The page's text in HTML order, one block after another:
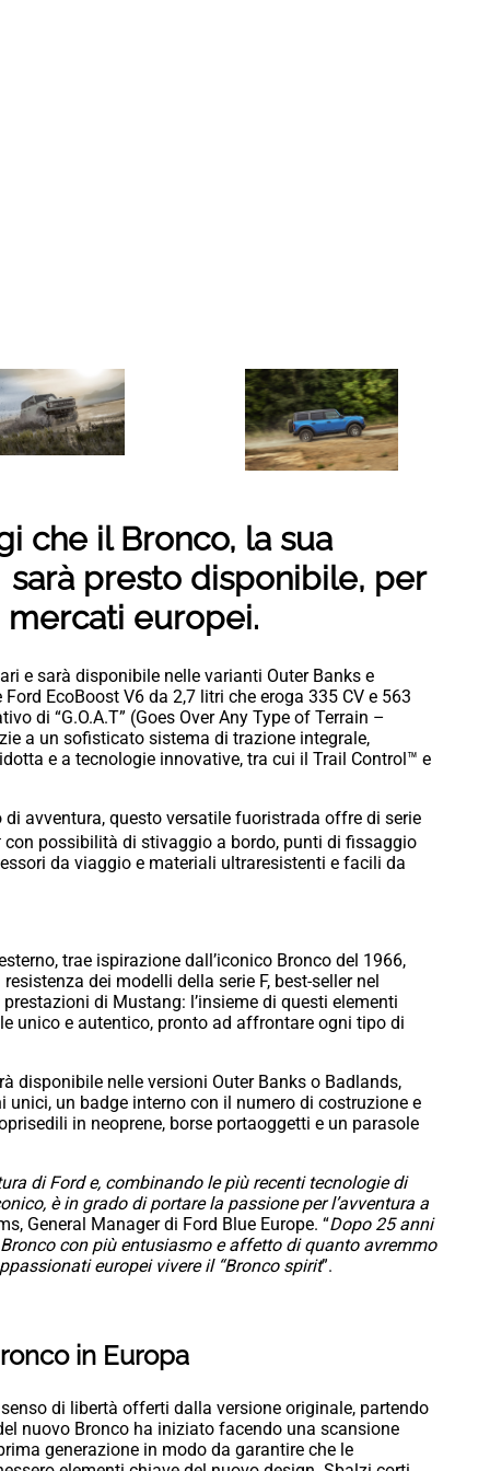
che il Bronco, la sua
presto disponibile, per
europei.
e sarà disponibile nelle varianti Outer Banks e
EcoBoost V6 da 2,7 litri che eroga 335 CV e 563
di “G.O.A.T” (Goes Over Any Type of Terrain –
a un sofisticato sistema di trazione integrale,
e a tecnologie innovative, tra cui il Trail Control™ e
avventura, questo versatile fuoristrada offre di serie
con possibilità di stivaggio a bordo, punti di fissaggio
da viaggio e materiali ultraresistenti e facili da
trae ispirazione dall’iconico Bronco del 1966,
dei modelli della serie F, best-seller nel
di Mustang: l’insieme di questi elementi
unico e autentico, pronto ad affrontare ogni tipo di
disponibile nelle versioni Outer Banks o Badlands,
un badge interno con il numero di costruzione e
in neoprene, borse portaoggetti e un parasole
di Ford e, combinando le più recenti tecnologie di
è in grado di portare la passione per l’avventura a
General Manager di Ford Blue Europe. “Dopo 25 anni
con più entusiasmo e affetto di quanto avremmo
europei vivere il “Bronco spirit”.
in Europa
di libertà offerti dalla versione originale, partendo
nuovo Bronco ha iniziato facendo una scansione
generazione in modo da garantire che le